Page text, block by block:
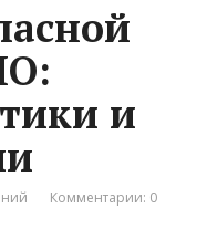
и
Комментарии: 0